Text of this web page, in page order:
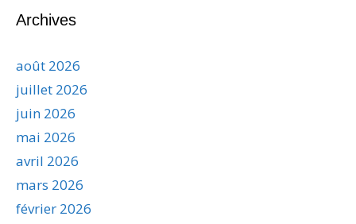
Archives
août 2026
juillet 2026
juin 2026
mai 2026
avril 2026
mars 2026
février 2026